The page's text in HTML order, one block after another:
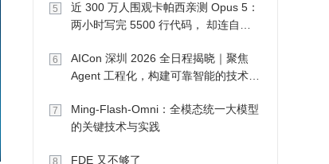
5
近 300 万人围观卡帕西亲测 Opus 5：
两小时写完 5500 行代码， 却连自己
6
AICon 深圳 2026 全日程揭晓｜聚焦
Agent 工程化，构建可靠智能的技术路
7
Ming-Flash-Omni：全模态统一大模型
的关键技术与实践
8 FDE 又不够了